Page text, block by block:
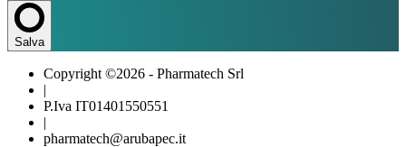
Salva
Copyright ©2026 - Pharmatech Srl
|
P.Iva IT01401550551
|
pharmatech@arubapec.it